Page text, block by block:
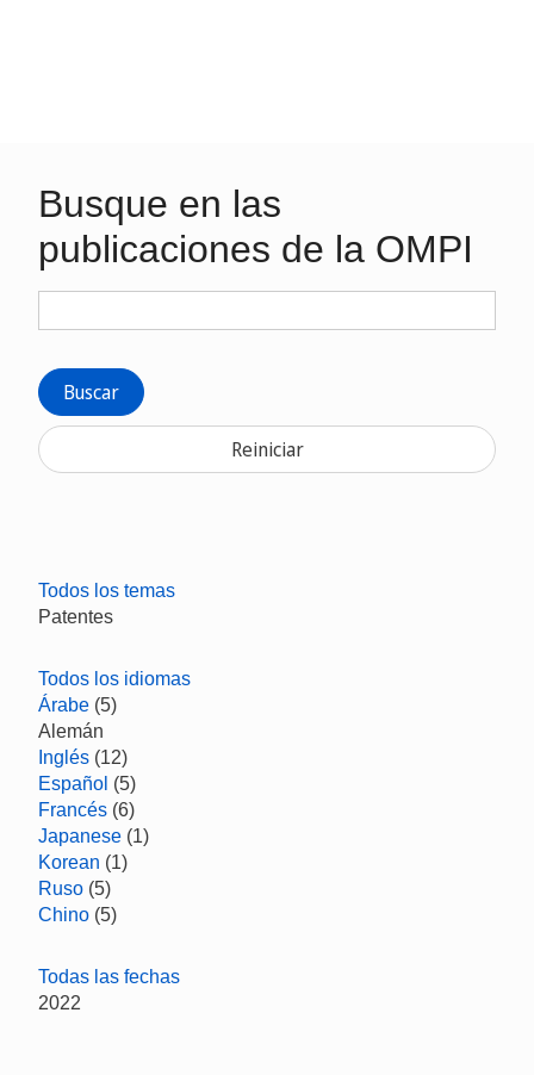
Busque en las
publicaciones de la OMPI
Buscar
Reiniciar
Todos los temas
Patentes
Todos los idiomas
Árabe (5)
Alemán
Inglés (12)
Español (5)
Francés (6)
Japanese (1)
Korean (1)
Ruso (5)
Chino (5)
Todas las fechas
2022